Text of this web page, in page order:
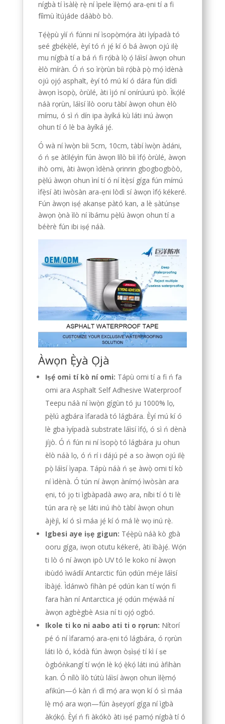
nígbà tí ìsàlẹ̀ rẹ̀ ní ìpele ìlẹ̀mọ́ ara-ẹni tí a fi
fíìmù ìtújáde dáàbò bò.
Tẹ́ẹ̀pù yìí ń fúnni ní ìsopọ̀mọ́ra àti ìyípadà tó
ṣeé gbẹ́kẹ̀lé, èyí tó ń jẹ́ kí ó bá àwọn ojú ilẹ̀
mu nígbà tí a bá ń fi rọ́bà lọ̀ ọ́ láìsí àwọn ohun
èlò míràn. Ó ń so ìrọ̀rùn bíi rọ́bà pọ̀ mọ́ ìdènà
ojú ọjọ́ asphalt, èyí tó mú kí ó dára fún dídì
àwọn ìsopọ̀, òrùlé, àti ìjó ní onírúurú ipò. Ìkọ́lé
náà rọrùn, láìsí ìlò ooru tàbí àwọn ohun èlò
mímu, ó sì ń dín ipa àyíká kù láti inú àwọn
ohun tí ó lè ba àyíká jẹ́.
Ó wà ní ìwọ̀n bíi 5cm, 10cm, tàbí ìwọ̀n àdáni,
ó ń ṣe àtìlẹ́yìn fún àwọn lílò bíi ìfọ́ òrùlé, àwọn
ihò omi, àti àwọn ìdènà ọrinrin gbogbogbòò,
pẹ̀lú àwọn ohun ìní tí ó ní ìtẹ̀sí gíga fún mímú
ìfẹ̀sí àti ìwòsàn ara-ẹni lòdì sí àwọn ìfọ́ kékeré.
Fún àwọn iṣẹ́ akanṣe pàtó kan, a lè ṣàtúnṣe
àwọn ọ̀nà ìlò ní ìbámu pẹ̀lú àwọn ohun tí a
béèrè fún ibi iṣẹ́ náà.
Àwọn Ẹ̀yà Ọjà
Iṣẹ́ omi tí kò ní omi: Tápù omi tí a fi ń fa
omi ara Asphalt Self Adhesive Waterproof
Teepu náà ní ìwọ̀n gígùn tó ju 1000% lọ,
pẹ̀lú agbára ìfaradà tó lágbára. Èyí mú kí ó
lè gba ìyípadà substrate láìsí ìfọ́, ó sì ń dènà
jíjò. Ó ń fún ni ní ìsopọ̀ tó lágbára ju ohun
èlò náà lọ, ó ń rí i dájú pé a so àwọn ojú ilẹ̀
pọ̀ láìsí ìyapa. Tápù náà ń ṣe àwọ̀ omi tí kò
ní ìdènà. Ó tún ní àwọn ànímọ́ ìwòsàn ara
ẹni, tó jọ ti ìgbàpadà awọ ara, níbi tí ó ti lè
tún ara rẹ̀ ṣe láti inú ihò tàbí àwọn ohun
àjèjì, kí ó sì máa jẹ́ kí ó má ​​lè wọ inú rẹ̀.
Igbesi aye iṣẹ gigun: Tẹ́ẹ̀pù náà kò gbà
ooru gíga, iwọn otutu kékeré, àti ìbàjẹ́. Wọ́n
ti lò ó ní àwọn ipò UV tó le koko ní àwọn
ibùdó ìwádìí Antarctic fún ọdún méje láìsí
ìbàjẹ́. Ìdánwò fihàn pé ọdún kan tí wọ́n fi
fara hàn ní Antarctica jẹ́ ọdún mẹ́wàá ní
àwọn agbègbè Asia ní ti ọjọ́ ogbó.
Ikole ti ko ni aabo ati ti o rọrun: Nítorí
pé ó ní ìfaramọ́ ara-ẹni tó lágbára, ó rọrùn
láti lò ó, kódà fún àwọn òṣìṣẹ́ tí kì í ṣe
ògbóǹkangí tí wọ́n lè kọ́ ẹ̀kọ́ láti inú àfihàn
kan. Ó nílò ìlò tútù láìsí àwọn ohun ìlẹ̀mọ́
afikún—ó kàn ń dì mọ́ ara wọn kí ó sì máa
lẹ̀ mọ́ ara wọn—fún àṣeyọrí gíga ní ìgbà
àkọ́kọ́. Èyí ń fi àkókò àti iṣẹ́ pamọ́ nígbà tí ó